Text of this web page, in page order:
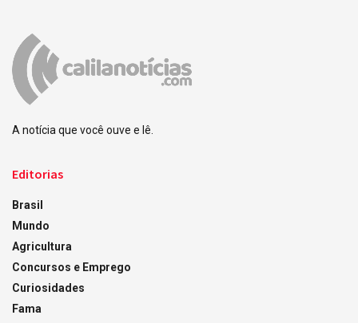
A notícia que você ouve e lê.
Editorias
Brasil
Mundo
Agricultura
Concursos e Emprego
Curiosidades
Fama